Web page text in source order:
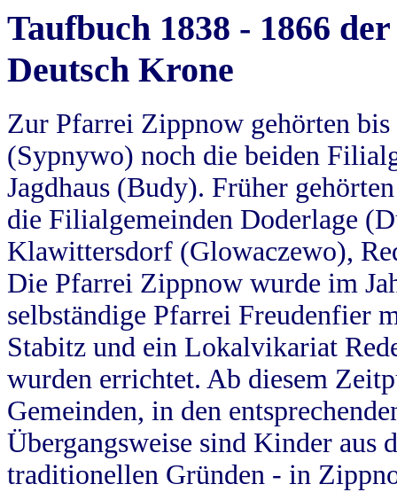
Taufbuch 1838 - 1866
Deutsch Krone
Zur Pfarrei Zippnow gehörten
(Sypnywo) noch die beiden
Jagdhaus (Budy). Früher
die Filialgemeinden Doderlage
Klawittersdorf (Glowaczewo),
Die Pfarrei Zippnow wurde im
selbständige Pfarrei Freudenfier
Stabitz und ein Lokalvikariat
wurden errichtet. Ab diesem
Gemeinden, in den
Übergangsweise sind Kinder aus
traditionellen Gründen - in